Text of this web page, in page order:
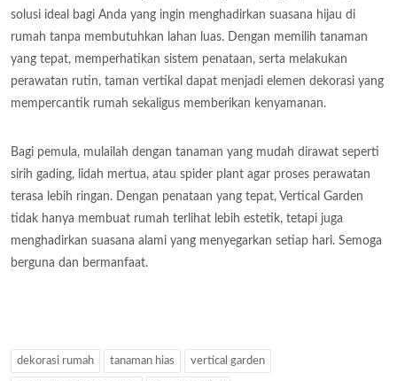
solusi ideal bagi Anda yang ingin menghadirkan suasana hijau di
rumah tanpa membutuhkan lahan luas. Dengan memilih tanaman
yang tepat, memperhatikan sistem penataan, serta melakukan
perawatan rutin, taman vertikal dapat menjadi elemen dekorasi yang
mempercantik rumah sekaligus memberikan kenyamanan.
Bagi pemula, mulailah dengan tanaman yang mudah dirawat seperti
sirih gading, lidah mertua, atau spider plant agar proses perawatan
terasa lebih ringan. Dengan penataan yang tepat, Vertical Garden
tidak hanya membuat rumah terlihat lebih estetik, tetapi juga
menghadirkan suasana alami yang menyegarkan setiap hari. Semoga
berguna dan bermanfaat.
dekorasi rumah tanaman hias vertical garden